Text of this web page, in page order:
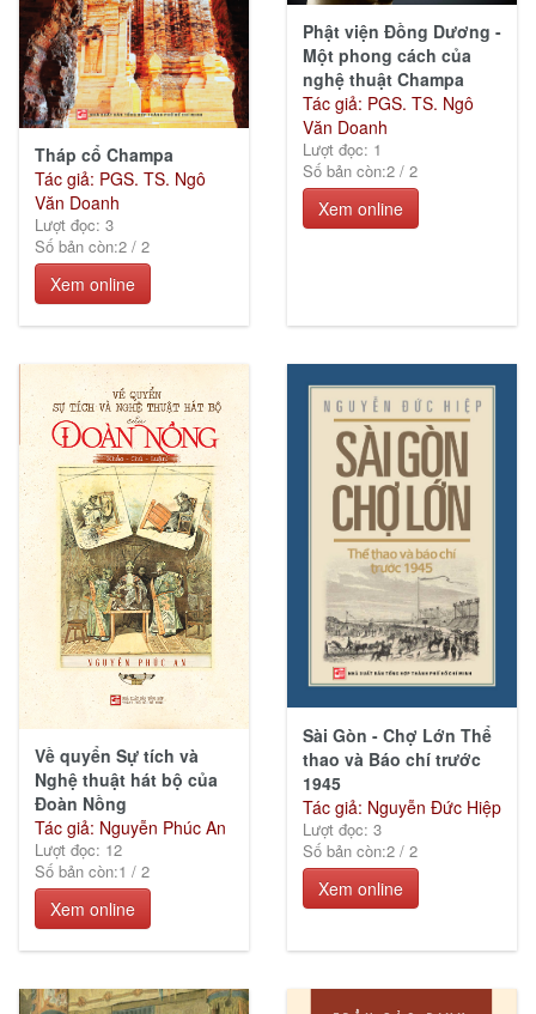
Tháp cổ Champa
Tác giả: PGS. TS. Ngô
Văn Doanh
Lượt đọc: 3
Số bản còn:2/2
Xem online
Phật viện Đồng Dương -
Một phong cách của
nghệ thuật Champa
Tác giả: PGS. TS. Ngô
Văn Doanh
Lượt đọc: 1
Số bản còn:2/2
Xem online
Về quyển Sự tích và
Nghệ thuật hát bộ của
Đoàn Nồng
Tác giả: Nguyễn Phúc An
Lượt đọc: 12
Số bản còn:1 /2
Xem online
Sài Gòn - Chợ Lớn Thể
thao và Báo chí trước
1945
Tác giả: Nguyễn Đức Hiệp
Lượt đọc: 3
Số bản còn:2/2
Xem online